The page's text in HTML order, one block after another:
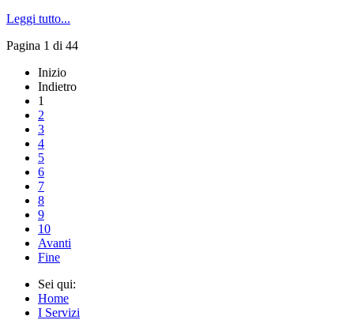
Leggi tutto...
Pagina 1 di 44
Inizio
Indietro
1
2
3
4
5
6
7
8
9
10
Avanti
Fine
Sei qui:
Home
I Servizi